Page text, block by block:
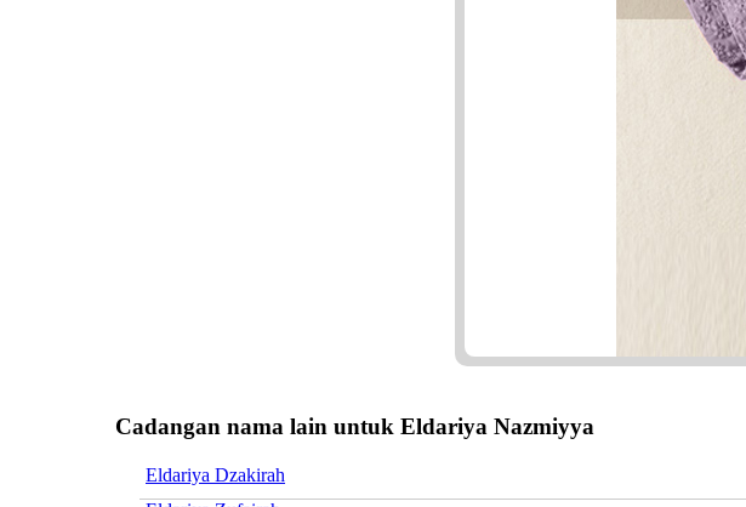
Cadangan nama lain untuk Eldariya Nazmiyya
Eldariya Dzakirah